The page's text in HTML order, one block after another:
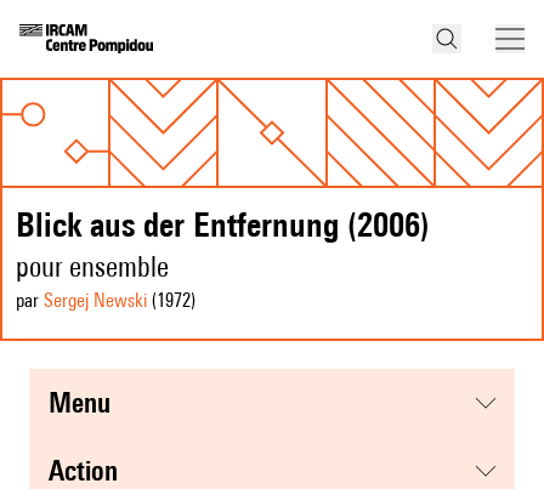
Blick aus der Entfernung (2006)
pour ensemble
par Sergej Newski (1972)
menu
action